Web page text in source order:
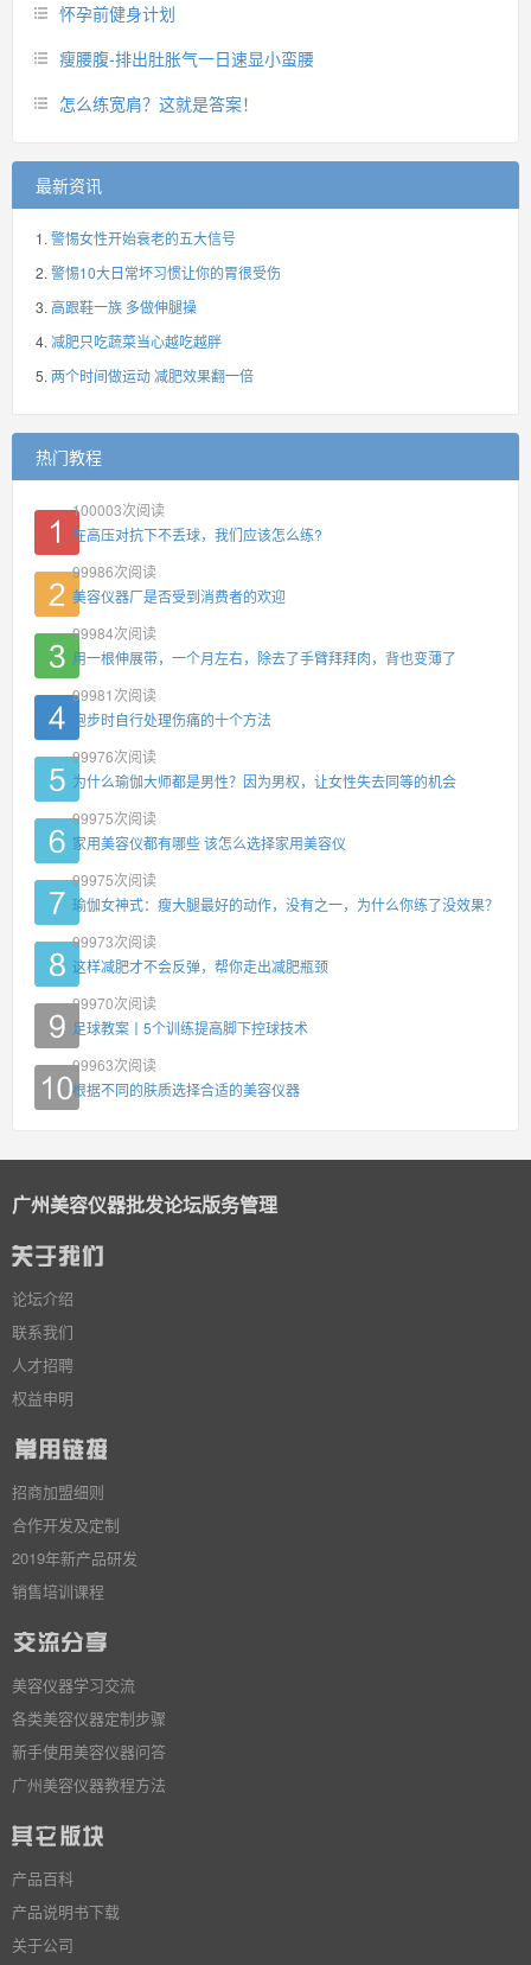
怀孕前健身计划
瘦腰腹-排出肚胀气一日速显小蛮腰
怎么练宽肩？这就是答案！
最新资讯
警惕女性开始衰老的五大信号
警惕10大日常坏习惯让你的胃很受伤
高跟鞋一族 多做伸腿操
减肥只吃蔬菜当心越吃越胖
两个时间做运动 减肥效果翻一倍
热门教程
100003次阅读
在高压对抗下不丢球，我们应该怎么练?
99986次阅读
美容仪器厂是否受到消费者的欢迎
99984次阅读
用一根伸展带，一个月左右，除去了手臂拜拜肉，背也变薄了
99981 次阅读
跑步时自行处理伤痛的十个方法
99976次阅读
为什么瑜伽大师都是男性？因为男权，让女性失去同等的机会
99975次阅读
家用美容仪都有哪些 该怎么选择家用美容仪
99975次阅读
瑜伽女神式：瘦大腿最好的动作，没有之一，为什么你练了没效果？
99973次阅读
这样减肥才不会反弹，帮你走出减肥瓶颈
99970次阅读
足球教案丨5个训练提高脚下控球技术
99963次阅读
根据不同的肤质选择合适的美容仪器
广州美容仪器批发论坛版务管理
论坛介绍
联系我们
人才招聘
权益申明
招商加盟细则
合作开发及定制
2019年新产品研发
销售培训课程
美容仪器学习交流
各类美容仪器定制步骤
新手使用美容仪器问答
广州美容仪器教程方法
产品百科
产品说明书下载
关于公司